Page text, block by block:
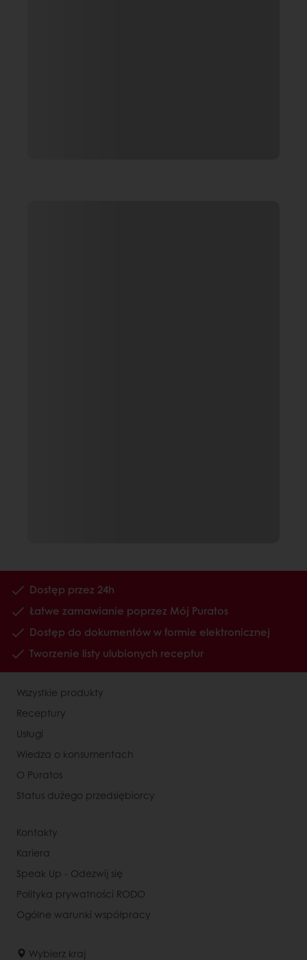
Dostęp przez 24h
Łatwe zamawianie poprzez Mój Puratos
Dostęp do dokumentów w formie elektronicznej
Tworzenie listy ulubionych receptur
Wszystkie produkty
Receptury
Usługi
Wiedza o konsumentach
O Puratos
Status dużego przedsiębiorcy
Kontakty
Kariera
Speak Up - Odezwij się
Polityka prywatności RODO
Ogólne warunki współpracy
Wybierz kraj